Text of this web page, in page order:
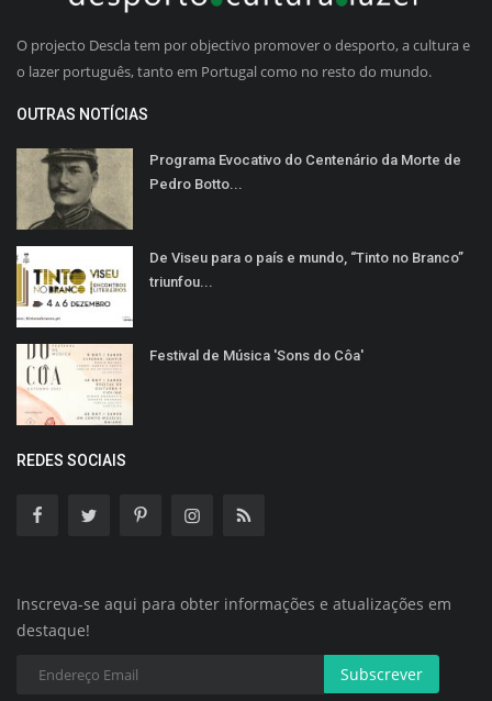
O projecto Descla tem por objectivo promover o desporto, a cultura e
o lazer português, tanto em Portugal como no resto do mundo.
OUTRAS NOTÍCIAS
Programa Evocativo do Centenário da Morte de
Pedro Botto...
De Viseu para o país e mundo, “Tinto no Branco”
triunfou...
Festival de Música 'Sons do Côa'
REDES SOCIAIS
Inscreva-se aqui para obter informações e atualizações em
destaque!
Subscrever